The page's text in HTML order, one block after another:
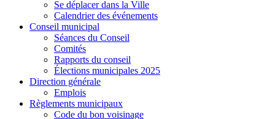
Se déplacer dans la Ville
Calendrier des événements
Conseil municipal
Séances du Conseil
Comités
Rapports du conseil
Élections municipales 2025
Direction générale
Emplois
Règlements municipaux
Code du bon voisinage